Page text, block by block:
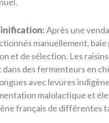
Après une
manuellement, baie
et de sélection. Les
des fermenteurs en
avec levures
malolactique et
français de différentes